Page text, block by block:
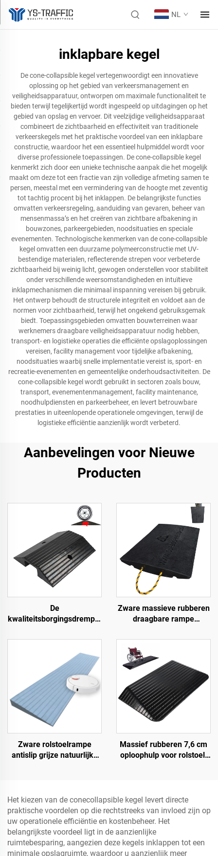
NL
inklapbare kegel
De cone-collapsible kegel vertegenwoordigt een innovatieve
oplossing op het gebied van verkeersmanagement en
veiligheidsapparatuur, ontworpen om maximale functionaliteit te
bieden terwijl tegelijkertijd wordt ingespeeld op uitdagingen op het
gebied van opslag en vervoer. Dit veelzijdige veiligheidsapparaat
combineert de zichtbaarheid en effectiviteit van traditionele
verkeerskegels met het praktische voordeel van een inklapbare
constructie, waardoor het een essentieel hulpmiddel wordt voor
diverse professionele toepassingen. De cone-collapsible kegel
kenmerkt zich door een unieke technische aanpak die het mogelijk
maakt om deze tot een fractie van zijn volledige afmeting samen te
persen, meestal met een vermindering van de hoogte met zeventig
tot tachtig procent bij het inklappen. De belangrijkste functies
omvatten verkeersregeling, aanduiding van gevaren, beheer van
mensenmassa’s en het creëren van zichtbare afbakening in
bouwzones, parkeergebieden, noodsituaties en speciale
evenementen. Technologische kenmerken van de cone-collapsible
kegel omvatten een duurzame polymeerconstructie met UV-
bestendige materialen, reflecterende strepen voor verbeterde
zichtbaarheid bij weinig licht, gewogen onderstellen voor stabiliteit
onder verschillende weersomstandigheden en intuïtieve
inklapmechanismen die minimaal inspanning vereisen bij gebruik.
Het ontwerp behoudt de structurele integriteit en voldoet aan de
normen voor zichtbaarheid, terwijl het ongekend gebruiksgemak
biedt. Toepassingsgebieden omvatten bouwterreinen waar
werknemers draagbare veiligheidsapparatuur nodig hebben,
transport- en logistieke operaties die efficiënte opslagoplossingen
vereisen, facility management voor tijdelijke afbakening,
noodsituaties waarbij snelle implementatie vereist is, sport- en
recreatie-evenementen en gemeentelijke onderhoudsactiviteiten. De
cone-collapsible kegel wordt gebruikt in sectoren zoals bouw,
transport, evenementenmanagement, facility maintenance,
noodhulpdiensten en parkeerbeheer, en levert betrouwbare
prestaties in uiteenlopende operationele omgevingen, terwijl de
logistieke efficiëntie aanzienlijk wordt verbeterd.
Aanbevelingen voor Nieuwe
Producten
De
kwaliteitsborgingsdrempel
langs de weg
Zware massieve rubberen
draagbare rampe
toegangsweg product voor
betere toegang tot wegen
Zware rolstoelrampe
antislip grijze natuurlijke
Massief rubberen 7,6 cm
oploophulp voor rolstoel,
Productcategorie
Het kiezen van de conecollapsible kegel levert directe
praktische voordelen op die rechtstreeks van invloed zijn op
uw operationele efficiëntie en kostenbeheer. Het
belangrijkste voordeel ligt in de aanzienlijke
ruimtebesparing, aangezien deze kegels inklappen tot een
minimale opslagruimte, waardoor u aanzienlijk meer